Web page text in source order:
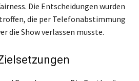
Die Entscheidungen wurden
die per Telefonabstimmung
die Show verlassen musste.